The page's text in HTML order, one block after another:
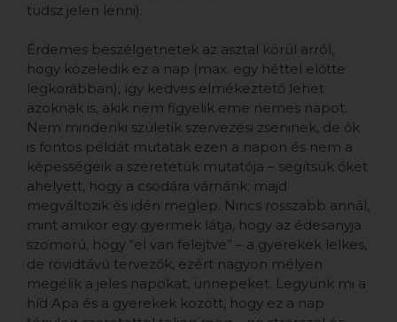
tudsz jelen lenni).
Érdemes beszélgetnetek az asztal körül arról,
hogy közeledik ez a nap (max. egy héttel előtte
legkorábban), így kedves elmékeztető lehet
azoknak is, akik nem figyelik eme nemes napot.
Nem mindenki születik szervezési zseninek, de ők
is fontos példát mutatak ezen a napon és nem a
képességeik a szeretetük mutatója – segítsük őket
ahelyett, hogy a csodára várnánk: majd
megváltozik és idén meglep. Nincs rosszabb annál,
mint amikor egy gyermek látja, hogy az édesanyja
szomorú, hogy “el van felejtve” – a gyerekek lelkes,
de rövidtávú tervezők, ezért nagyon mélyen
megélik a jeles napokat, ünnepeket. Legyünk mi a
híd Apa és a gyerekek között, hogy ez a nap